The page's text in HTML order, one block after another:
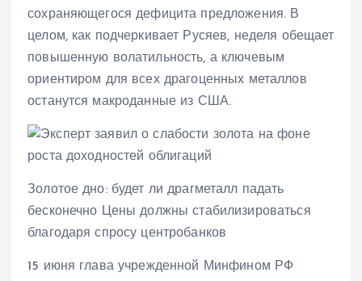
сохраняющегося дефицита предложения. В
целом, как подчеркивает Русяев, неделя обещает
повышенную волатильность, а ключевым
ориентиром для всех драгоценных металлов
останутся макроданные из США.
Золотое дно: будет ли драгметалл падать
бесконечно Цены должны стабилизироваться
благодаря спросу центробанков
15 июня глава учрежденной Минфином РФ